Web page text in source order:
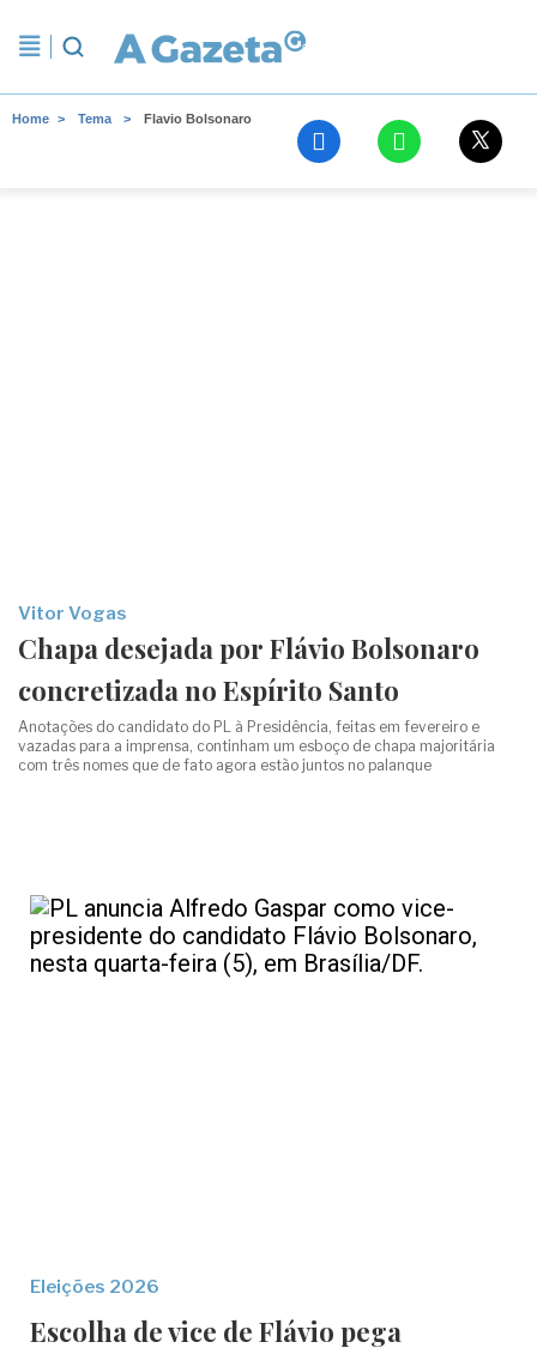
Home Tema Flavio Bolsonaro
Vitor Vogas
Chapa desejada por Flávio Bolsonaro
concretizada no Espírito Santo
Anotações do candidato do PL à Presidência, feitas em fevereiro e
vazadas para a imprensa, continham um esboço de chapa majoritária
com três nomes que de fato agora estão juntos no palanque
Eleições 2026
Escolha de vice de Flávio pega